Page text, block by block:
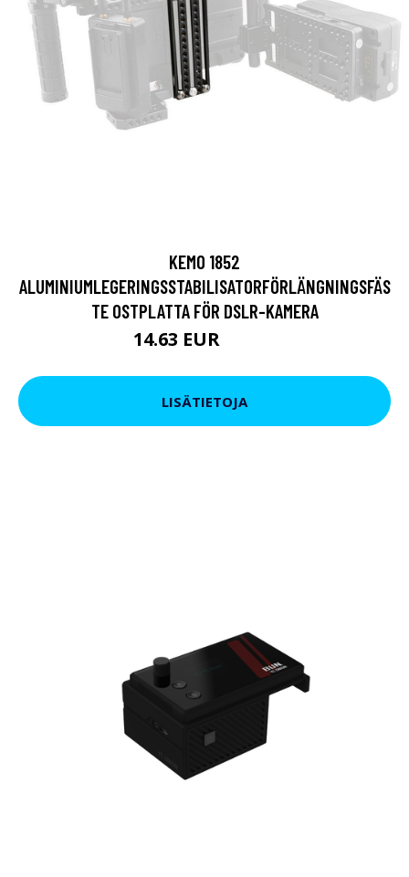
KEMO 1852
ALUMINIUMLEGERINGSSTABILISATORFÖRLÄNGNINGSFÄS
TE OSTPLATTA FÖR DSLR-KAMERA
14.63 EUR
LISÄTIETOJA